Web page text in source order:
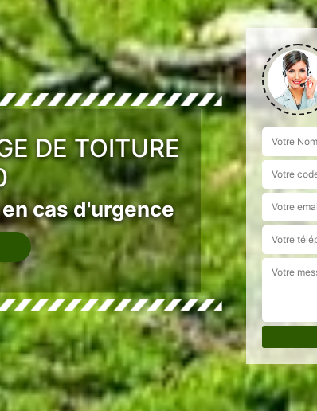
DE TOITURE
cas d'urgence